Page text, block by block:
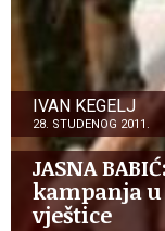
IVAN KEGELJ
28. STUDENOG 2011.
JASNA
kampanja
vještice